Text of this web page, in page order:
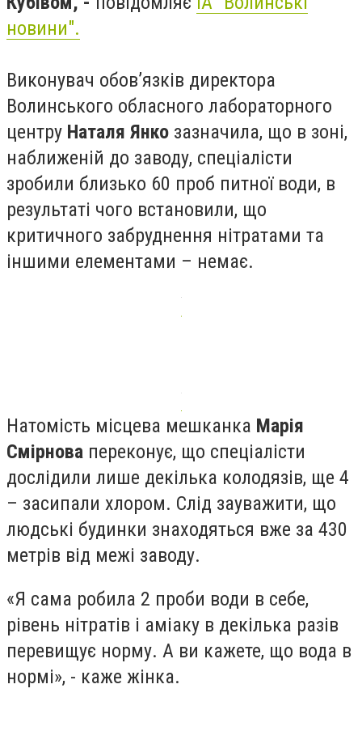
новини".
Виконувач обов’язків директора
Волинського обласного лабораторного
центру Наталя Янко зазначила, що в зоні,
наближеній до заводу, спеціалісти
зробили близько 60 проб питної води, в
результаті чого встановили, що
критичного забруднення нітратами та
іншими елементами – немає.
Натомість місцева мешканка Марія
Смірнова переконує, що спеціалісти
дослідили лише декілька колодязів, ще 4
– засипали хлором. Слід зауважити, що
людські будинки знаходяться вже за 430
метрів від межі заводу.
«Я сама робила 2 проби води в себе,
рівень нітратів і аміаку в декілька разів
перевищує норму. А ви кажете, що вода в
нормі», - каже жінка.